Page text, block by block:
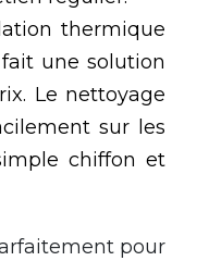
thermique
une solution
Le nettoyage
sur les
chiffon et
pour